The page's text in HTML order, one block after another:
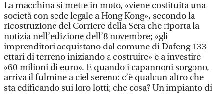
La macchina si mette in moto, «viene costituita una
società con sede legale a Hong Kong», secondo la
ricostruzione del Corriere della Sera che riporta la
notizia nell’edizione dell’8 novembre; «gli
imprenditori acquistano dal comune di Dafeng 133
ettari di terreno iniziando a costruire» e a investire
«60 milioni di euro». E quando i capannoni sorgono,
arriva il fulmine a ciel sereno: c’è qualcun altro che
sta edificando sui loro lotti; che cosa? Un impianto di